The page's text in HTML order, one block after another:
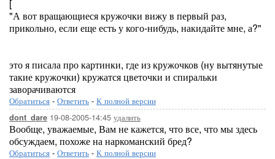
[
"А вот вращающиеся кружочки вижу в первый раз,
прикольно, если еще есть у кого-нибудь, накидайте мне, а?"
это я писала про картинки, где из кружочков (ну вытянутые
такие кружочки) кружатся цветочки и спиральки
заворачиваются
Обратиться - Ответить - К полной версии
dont_dare 19-08-2005-14:45 удалить
Вообще, уважаемые, Вам не кажется, что все, что мы здесь
обсуждаем, похоже на наркоманский бред?
Обратиться - Ответить - К полной версии